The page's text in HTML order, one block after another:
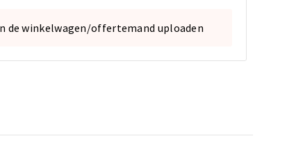
de winkelwagen/offertemand uploaden